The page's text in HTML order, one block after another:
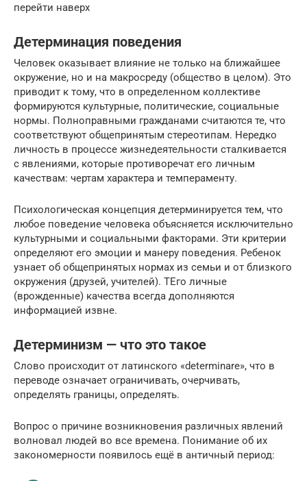
перейти наверх
Детерминация поведения
Человек оказывает влияние не только на ближайшее
окружение, но и на макросреду (общество в целом). Это
приводит к тому, что в определенном коллективе
формируются культурные, политические, социальные
нормы. Полноправными гражданами считаются те, что
соответствуют общепринятым стереотипам. Нередко
личность в процессе жизнедеятельности сталкивается
с явлениями, которые противоречат его личным
качествам: чертам характера и темпераменту.
Психологическая концепция детерминируется тем, что
любое поведение человека объясняется исключительно
культурными и социальными факторами. Эти критерии
определяют его эмоции и манеру поведения. Ребенок
узнает об общепринятых нормах из семьи и от близкого
окружения (друзей, учителей). ТЕго личные
(врожденные) качества всегда дополняются
информацией извне.
Детерминизм — что это такое
Слово происходит от латинского «determinare», что в
переводе означает ограничивать, очерчивать,
определять границы, определять.
Вопрос о причине возникновения различных явлений
волновал людей во все времена. Понимание об их
закономерности появилось ещё в античный период: